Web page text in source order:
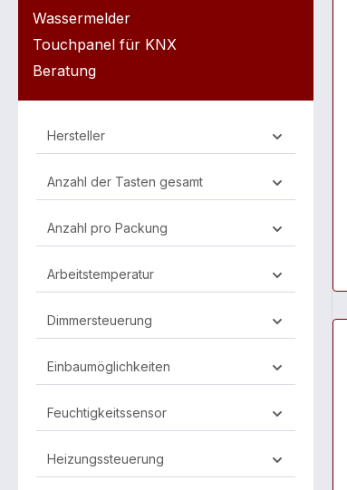
Wassermelder
Touchpanel für KNX
Beratung
Hersteller
Anzahl der Tasten gesamt
Anzahl pro Packung
Arbeitstemperatur
Dimmersteuerung
Einbaumöglichkeiten
Feuchtigkeitssensor
Heizungssteuerung